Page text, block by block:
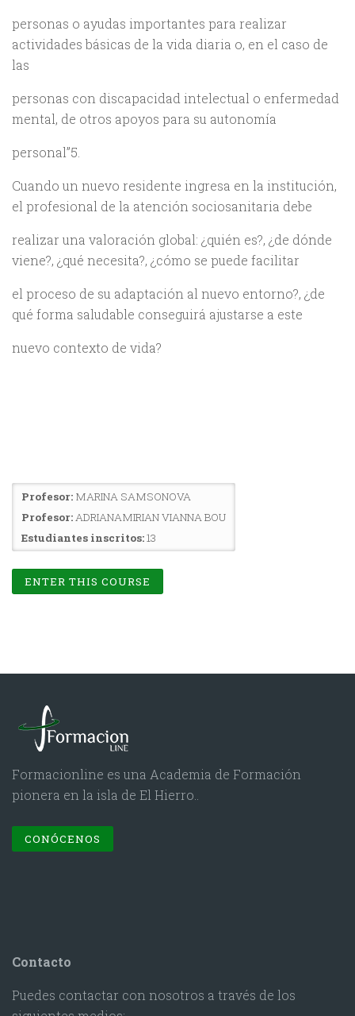
personas o ayudas importantes para realizar
actividades básicas de la vida diaria o, en el caso de
las
personas con discapacidad intelectual o enfermedad
mental, de otros apoyos para su autonomía
personal”5.
Cuando un nuevo residente ingresa en la institución,
el profesional de la atención sociosanitaria debe
realizar una valoración global: ¿quién es?, ¿de dónde
viene?, ¿qué necesita?, ¿cómo se puede facilitar
el proceso de su adaptación al nuevo entorno?, ¿de
qué forma saludable conseguirá ajustarse a este
nuevo contexto de vida?
Profesor: MARINA SAMSONOVA
Profesor:ADRIANAMIRIAN VIANNA BOU
Estudiantes inscritos:13
ENTER THIS COURSE
Formacionline es una Academia de Formación
pionera en la isla de El Hierro..
CONÓCENOS
Contacto
Puedes contactar con nosotros a través de los